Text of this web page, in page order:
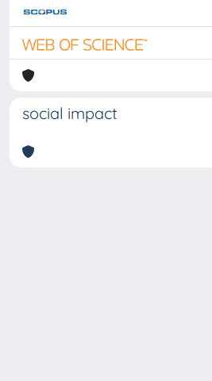
social impact